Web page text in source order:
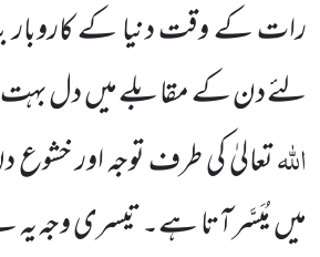
رات کے وقت دنیا کے
لئے دن کے مقابلے میں دل بہت
اللہتعالیٰ کی طرف توجہ اور
میں مُیَسَّر آتا ہے۔ تیسری وجہ